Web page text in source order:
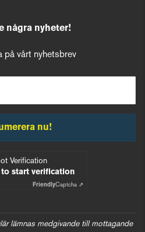
några nyheter!
på vårt nyhetsbrev
nu!
Verification
to start verification
FriendlyCaptcha ⇗
lämnas medgivande till mottagande